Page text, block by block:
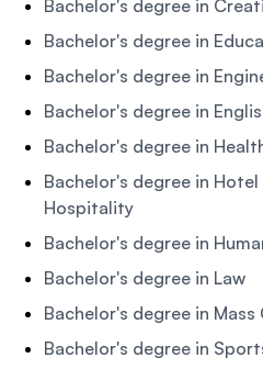
Bachelor's degree in
Bachelor's degree in
Bachelor's degree in
Bachelor's degree in
Bachelor's degree in
Bachelor's degree in
Hospitality
Bachelor's degree in
Bachelor's degree in Law
Bachelor's degree in
Bachelor's degree in